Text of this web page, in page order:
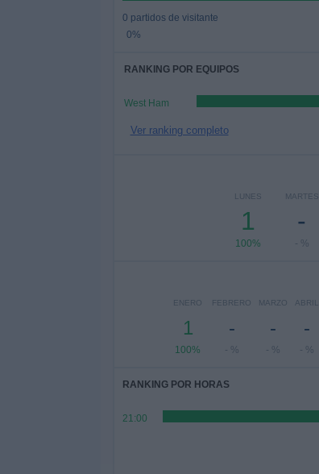
0 partidos de visitante
0%
RANKING POR EQUIPOS
West Ham
Ver ranking completo
LUNES
1
100%
MARTES
-
- %
ENERO
1
100%
FEBRERO
-
- %
MARZO
-
- %
ABRIL
-
- %
RANKING POR HORAS
21:00